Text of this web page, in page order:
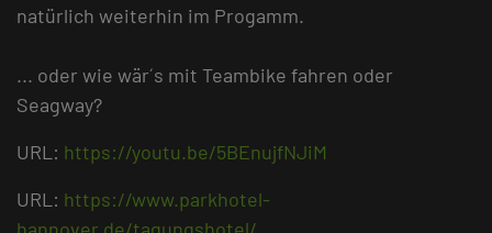
natürlich weiterhin im Progamm.
... oder wie wär´s mit Teambike fahren oder
Seagway?
URL: https://youtu.be/5BEnujfNJiM
URL: https://www.parkhotel-